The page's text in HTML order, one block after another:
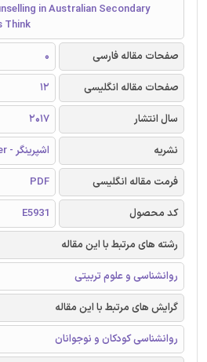
in Australian Secondary
Think
صفحات مقاله فارسی
0
صفحات مقاله انگلیسی
12
سال انتشار
2017
نشریه
اشپرینگر - Springer
فرمت مقاله انگلیسی
PDF
کد محصول
E5931
رشته های مرتبط با این مقاله
روانشناسی و علوم تربیتی
گرایش های مرتبط با این مقاله
روانشناسی کودکان و نوجوانان